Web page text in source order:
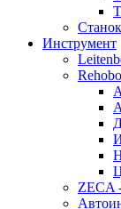
Инструмент
ZECA